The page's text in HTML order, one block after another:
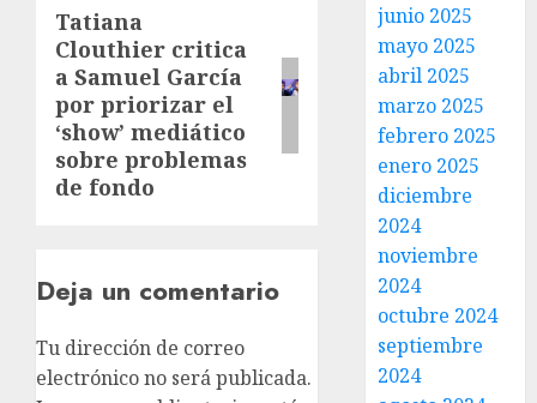
Tatiana
Clouthier critica
a Samuel García
por priorizar el
‘show’ mediático
sobre problemas
de fondo
Deja un comentario
Tu dirección de correo
electrónico no será publicada.
junio 2025
mayo 2025
abril 2025
marzo 2025
febrero 2025
enero 2025
diciembre
2024
noviembre
2024
octubre 2024
septiembre
2024